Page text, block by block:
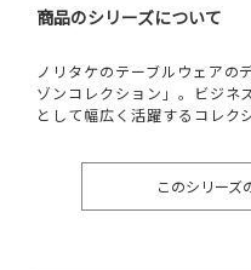
商品のシリーズについて
ノリタケのテーブルウェアの
ゾンコレクション」。ビジネ
として幅広く活躍するコレク
このシリーズ